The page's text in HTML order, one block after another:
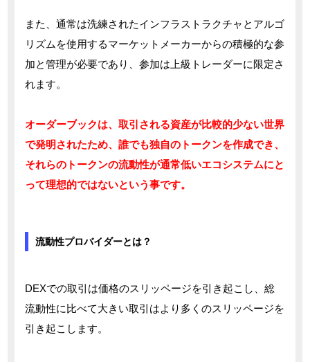
また、通常は洗練されたインフラストラクチャとアルゴ
リズムを使用するマーケットメーカーからの積極的な参
加と管理が必要であり、参加は上級トレーダーに限定さ
れます。
オーダーブックは、取引される資産が比較的少ない世界
で発明されたため、誰でも独自のトークンを作成でき、
それらのトークンの流動性が通常低いエコシステムにと
って理想的ではないという事です。
流動性プロバイダーとは？
DEXでの取引は価格のスリッページを引き起こし、総
流動性に比べて大きい取引はより多くのスリッページを
引き起こします。